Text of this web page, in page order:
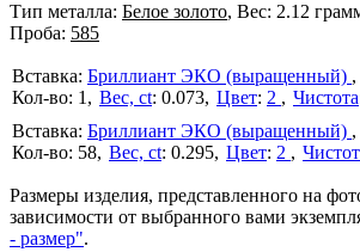
Тип металла: Белое золото, Вес: 2.12
Проба: 585
Бриллиант ЭКО (выращенный)
1
Вес, ct: 0.073 Цвет: 2 Чистота
Бриллиант ЭКО (выращенный)
58 Вес, ct: 0.295 Цвет: 2
Размеры изделия, представленного на
зависимости от выбранного вами
- размер".